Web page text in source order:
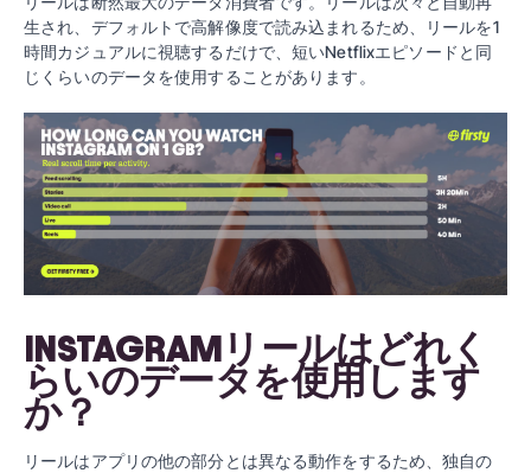
生され、デフォルトで高解像度で読み込まれるため、リールを1
時間カジュアルに視聴するだけで、短いNetflixエピソードと同
じくらいのデータを使用することがあります。
INSTAGRAMリールはどれく
らいのデータを使用します
か？
リールはアプリの他の部分とは異なる動作をするため、独自の